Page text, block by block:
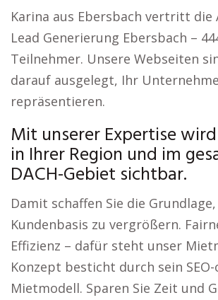
Karina aus Ebersbach vertritt die
Lead Generierung Ebersbach –
Teilnehmer. Unsere Webseiten
darauf ausgelegt, Ihr
repräsentieren.
Mit unserer Expertise
in Ihrer Region und im
DACH-Gebiet sichtbar.
Damit schaffen Sie die
Kundenbasis zu vergrößern.
Effizienz – dafür steht unser
Konzept besticht durch sein
Mietmodell. Sparen Sie Zeit und